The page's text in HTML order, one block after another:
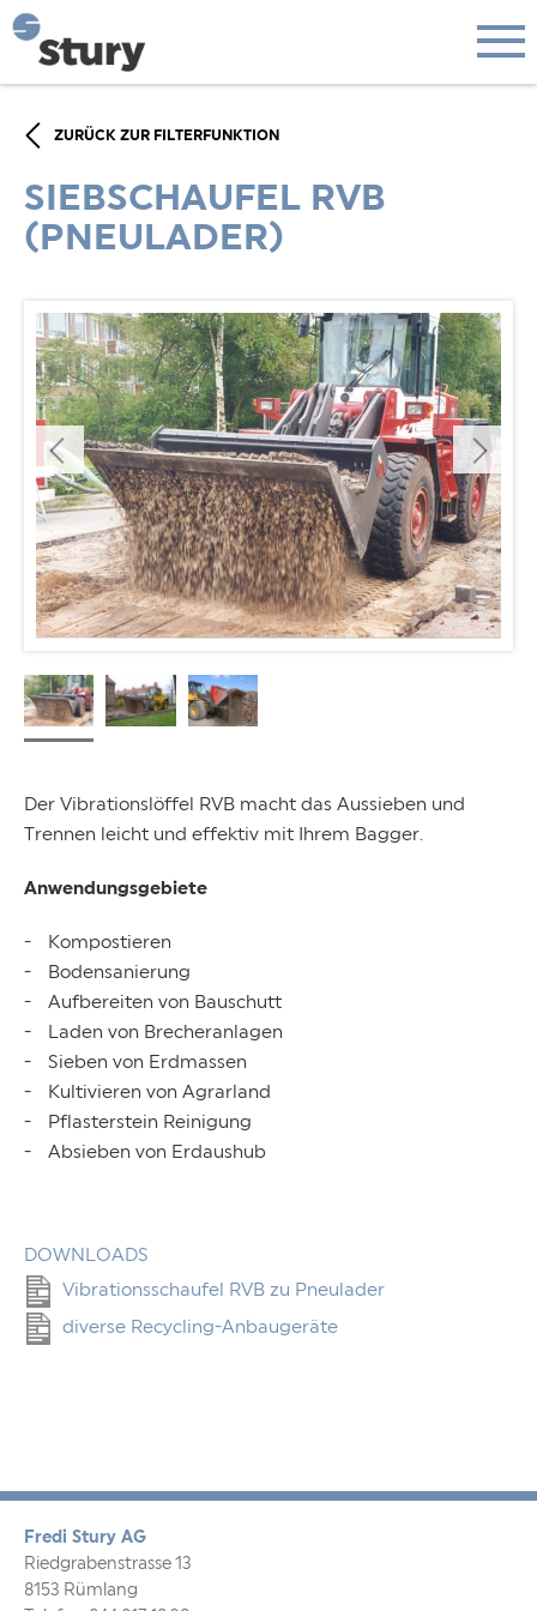
ZURÜCK ZUR FILTERFUNKTION
SIEBSCHAUFEL RVB
(PNEULADER)
Der Vibrationslöffel RVB macht das Aussieben und
Trennen leicht und effektiv mit Ihrem Bagger.
Anwendungsgebiete
Kompostieren
Bodensanierung
Aufbereiten von Bauschutt
Laden von Brecheranlagen
Sieben von Erdmassen
Kultivieren von Agrarland
Pflasterstein Reinigung
Absieben von Erdaushub
DOWNLOADS
Vibrationsschaufel RVB zu Pneulader
diverse Recycling-Anbaugeräte
Fredi Stury AG
Riedgrabenstrasse 13
8153 Rümlang